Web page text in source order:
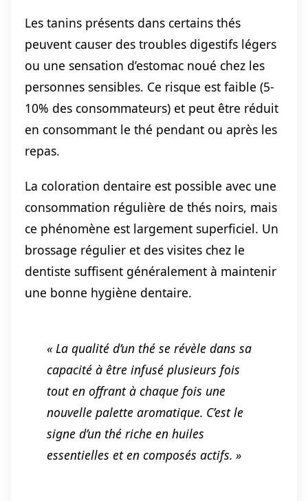
Les tanins présents dans certains thés
peuvent causer des troubles digestifs légers
ou une sensation d’estomac noué chez les
personnes sensibles. Ce risque est faible (5-
10% des consommateurs) et peut être réduit
en consommant le thé pendant ou après les
repas.
La coloration dentaire est possible avec une
consommation régulière de thés noirs, mais
ce phénomène est largement superficiel. Un
brossage régulier et des visites chez le
dentiste suffisent généralement à maintenir
une bonne hygiène dentaire.
« La qualité d’un thé se révèle dans sa
capacité à être infusé plusieurs fois
tout en offrant à chaque fois une
nouvelle palette aromatique. C’est le
signe d’un thé riche en huiles
essentielles et en composés actifs. »